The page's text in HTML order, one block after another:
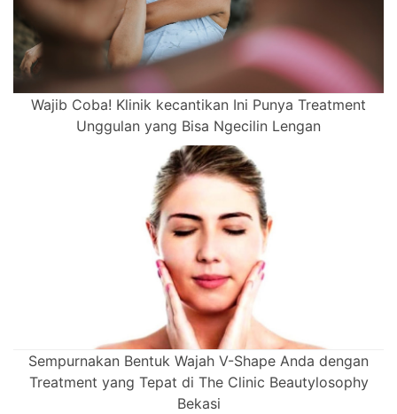
Wajib Coba! Klinik kecantikan Ini Punya Treatment
Unggulan yang Bisa Ngecilin Lengan
Sempurnakan Bentuk Wajah V-Shape Anda dengan
Treatment yang Tepat di The Clinic Beautylosophy
Bekasi